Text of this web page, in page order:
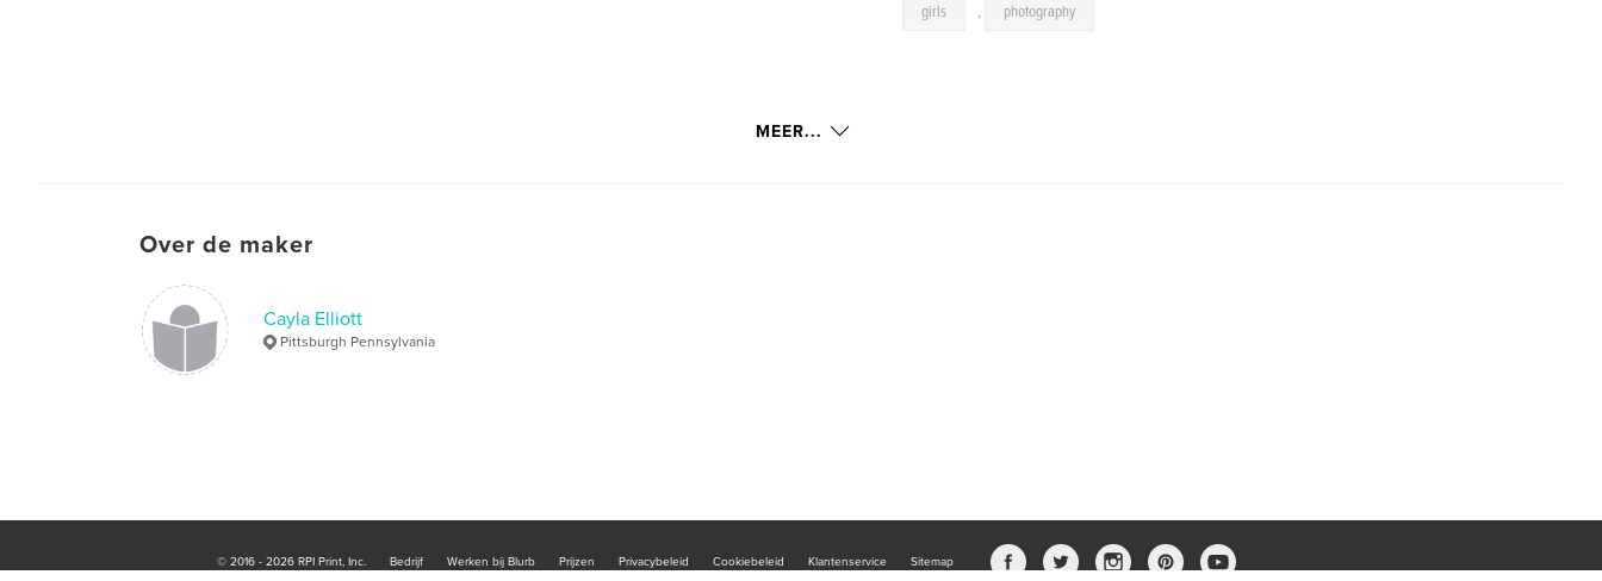
girls , photography
MEER...
Over de maker
Cayla Elliott
Pittsburgh Pennsylvania
© 2016 - 2026 RPI Print, Inc. Bedrijf Werken bij Blurb Prijzen Privacybeleid Cookiebeleid Klantenservice Sitemap